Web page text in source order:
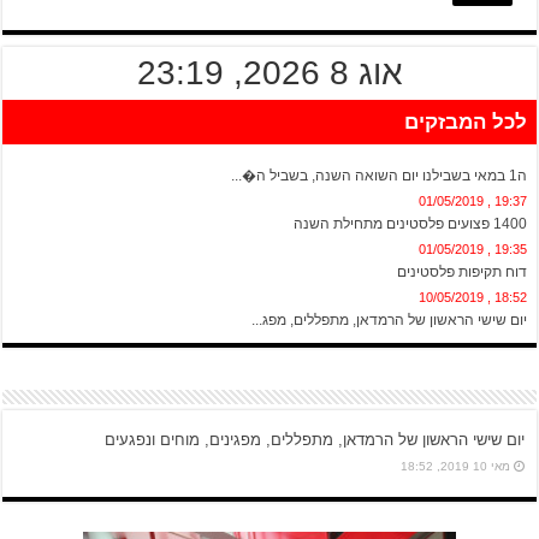
אוג 8 2026, 23:19
לכל המבזקים
ה1 במאי בשבילנו יום השואה השנה, בשביל ה�...
19:37 , 01/05/2019
1400 פצועים פלסטינים מתחילת השנה
19:35 , 01/05/2019
דוח תקיפות פלסטינים
18:52 , 10/05/2019
יום שישי הראשון של הרמדאן, מתפללים, מפג...
יום שישי הראשון של הרמדאן, מתפללים, מפגינים, מוחים ונפגעים
מאי 10 2019, 18:52